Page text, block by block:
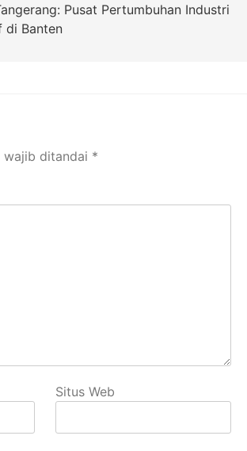
Pusat Pertumbuhan Industri
di Banten
wajib ditandai *
Situs Web